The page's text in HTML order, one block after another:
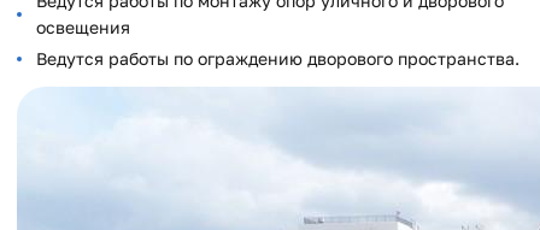
освещения
Ведутся работы по ограждению дворового пространства.